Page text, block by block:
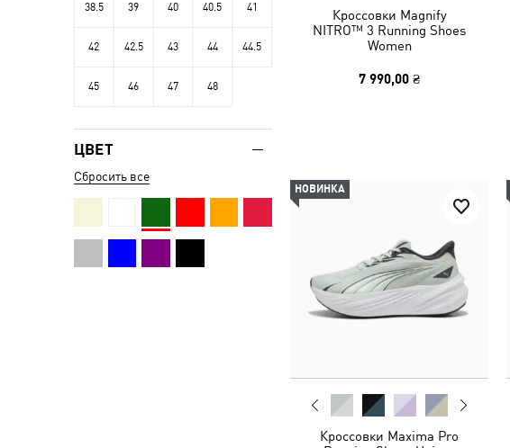
Кроссовки Magnify
NITRO™ 3 Running Shoes
Women
7 990,00 ₴
НОВИНКА
Кроссовки Maxima Pro
38.5 39 40 40.5 41
42 42.5 43 44 44.5
45 46 47 48
ЦВЕТ
Сбросить все